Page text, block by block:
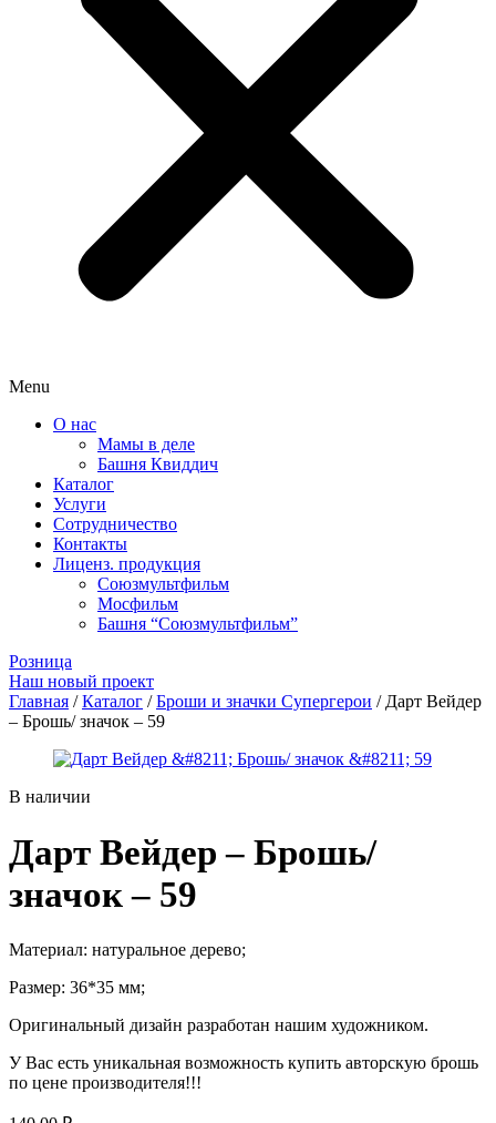
Menu
О нас
Мамы в деле
Башня Квиддич
Каталог
Услуги
Сотрудничество
Контакты
Лиценз. продукция
Союзмультфильм
Мосфильм
Башня “Союзмультфильм”
Розница
Наш новый проект
Главная /Каталог /Броши и значки Супергерои / Дарт Вейдер
– Брошь/ значок – 59
В наличии
Дарт Вейдер – Брошь/
значок – 59
Материал: натуральное дерево;
Размер: 36*35 мм;
Оригинальный дизайн разработан нашим художником.
У Вас есть уникальная возможность купить авторскую брошь
по цене производителя!!!